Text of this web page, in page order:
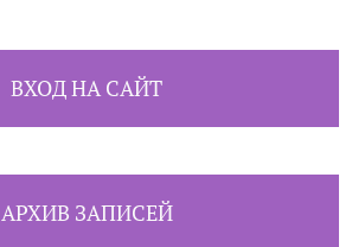
ВХОД НА САЙТ
АРХИВ ЗАПИСЕЙ